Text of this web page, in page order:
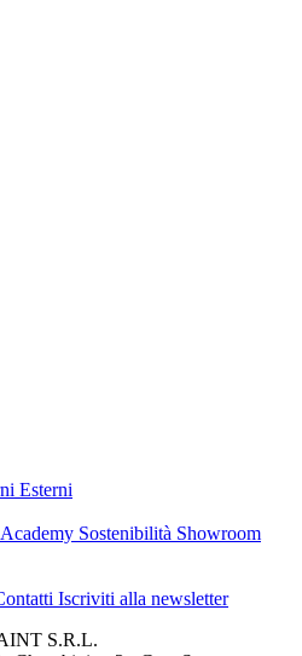
Esterni
Academy Sostenibilità Showroom
Iscriviti alla newsletter
S.R.L.